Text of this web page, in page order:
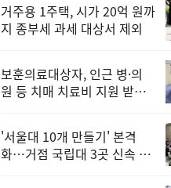
거주용 1주택, 시가 20억 원까
지 종부세 과세 대상서 제외
보훈의료대상자, 인근 병·의
원 등 치매 치료비 지원 받을
'서울대 10개 만들기' 본격
화…거점 국립대 3곳 신속 선